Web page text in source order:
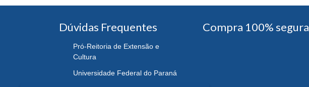
Dúvidas Frequentes
Pró-Reitoria de Extensão e
Cultura
Universidade Federal do Paraná
Compra 100% segura